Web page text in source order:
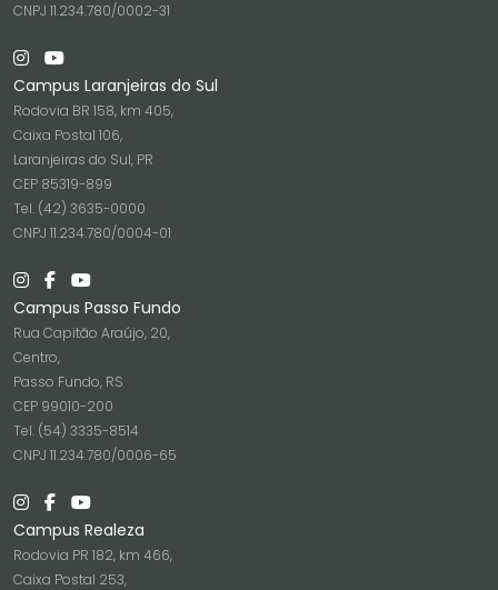
CNPJ 11.234.780/0002-31
Campus Laranjeiras do Sul
Rodovia BR 158, km 405,
Caixa Postal 106,
Laranjeiras do Sul, PR
CEP 85319-899
Tel. (42) 3635-0000
CNPJ 11.234.780/0004-01
Campus Passo Fundo
Rua Capitão Araújo, 20,
Centro,
Passo Fundo, RS
CEP 99010-200
Tel. (54) 3335-8514
CNPJ 11.234.780/0006-65
Campus Realeza
Rodovia PR 182, km 466,
Caixa Postal 253,